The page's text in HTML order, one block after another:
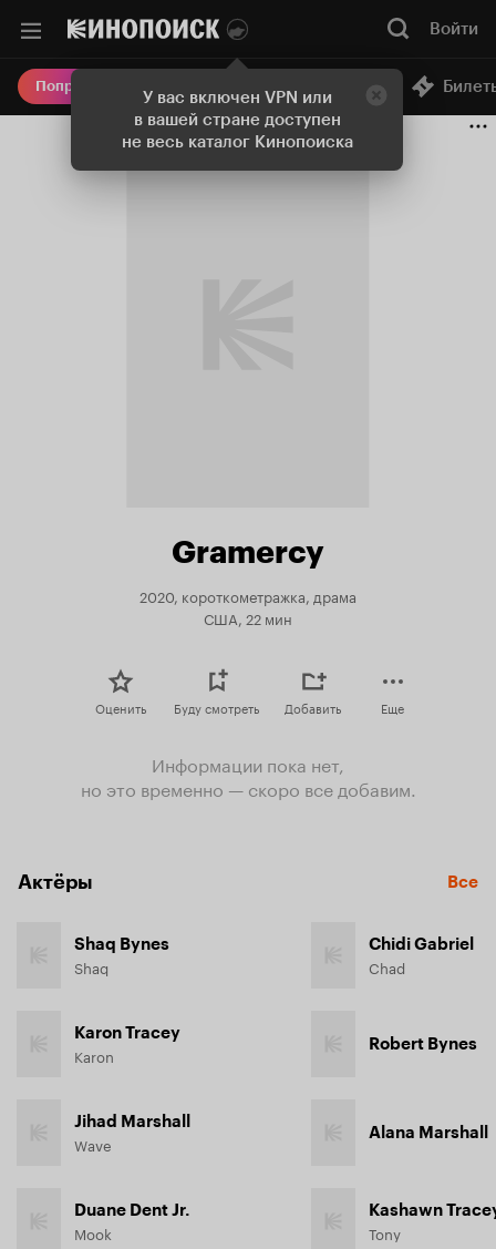
У вас включен VPN или
в вашей стране доступен
не весь каталог Кинопоиска
Войти
Попробовать Плюс Онлайн-кинотеатр
Gramercy
2020, короткометражка, драма
США, 22 мин
Оценить Буду смотреть Добавить Еще
Информации пока нет,
но это временно — скоро все добавим.
Актёры Все
Shaq Bynes
Shaq
Karon Tracey
Karon
Jihad Marshall
Wave
Duane Dent Jr.
Mook
Chidi Gabriel
Chad
Robert Bynes
Alana Marshall
Kashawn
Tony